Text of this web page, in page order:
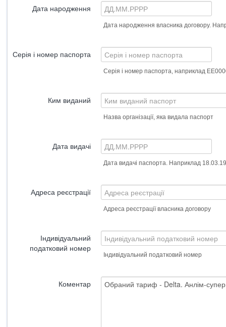
Дата народження
Дата народження власника договору.
Серія і номер паспорта
Серія і номер паспорта, наприклад
Ким виданий
Назва організації, яка видала паспорт
Дата видачі
Дата видачі паспорта. Наприклад
Адреса реєстрації
Адреса реєстрації власника договору
Індивідуальний
податковий номер
Індивідуальний податковий номер
Коментар